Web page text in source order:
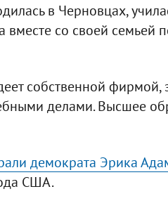
в Черновцах,
вместе со своей семьей
собственной
делами. Высшее
демократа Эрика
США.